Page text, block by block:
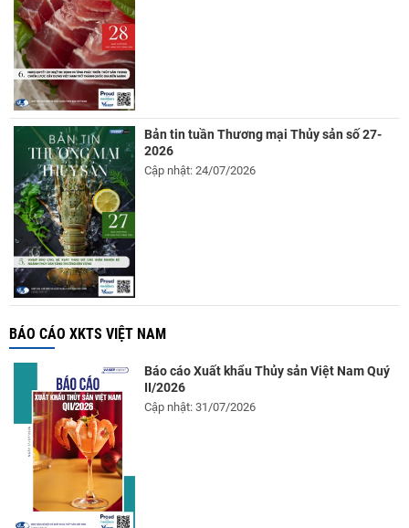
Bản tin tuần Thương mại Thủy sản số 27-
2026
Cập nhật: 24/07/2026
BÁO CÁO XKTS VIỆT NAM
Báo cáo Xuất khẩu Thủy sản Việt Nam Quý
II/2026
Cập nhật: 31/07/2026